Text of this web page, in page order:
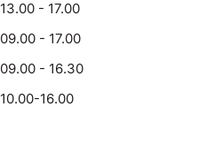
13.00 - 17.00
09.00 - 17.00
09.00 - 16.30
10.00-16.00